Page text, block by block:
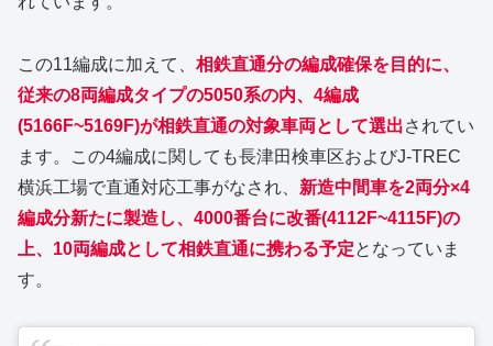
この11編成に加えて、 相鉄直通分の編成確保を目的に、
従来の8両編成タイプの5050系の内、4編成
(5166F~5169F)が相鉄直通の対象車両として選出されてい
ます。この4編成に関しても長津田検車区およびJ-TREC
横浜工場で直通対応工事がなされ、 新造中間車を2両分×4
編成分新たに製造し、4000番台に改番(4112F~4115F)の
上、10両編成として相鉄直通に携わる予定となっていま
す。